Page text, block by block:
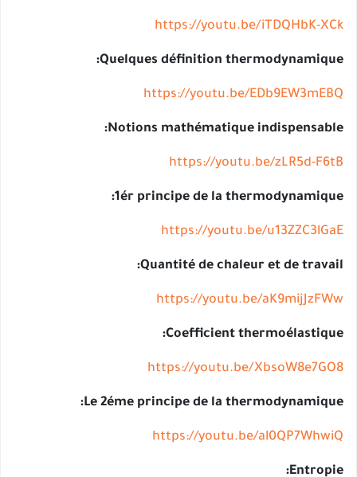
https://youtu.be/iTDQHbK-
Quelques définition
https://youtu.be/
Notions mathématique
https://youtu.be/zLR5d-
1ér principe de la
https://youtu.be/
Quantité de chaleur et de
https://youtu.be/
Coefficient
https://youtu.be/
Le 2éme principe de la
https://youtu.be/